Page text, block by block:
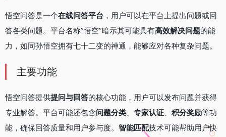
悟空问答是一个在线问答平台 ，用户可以在平台上提出问题或回
答各类问题。平台名称”悟空”暗示其可能具有高效解决问题的能
力，如同孙悟空拥有七十二变的神通，能够应对各种复杂问题。
主要功能
悟空问答提供提问与回答的核心功能，用户可以发布问题并获得
专业解答。平台可能还包含问题分类 专家认证 积分奖励等功
能，确保回答质量和用户参与度。 智能匹配技术可能帮助用户快